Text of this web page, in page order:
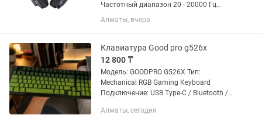
Частотный диапазон 20 - 20000 Гц
Сопротивление 32 Ом
Чувствительность 95 дБ Беспроводные
- закрытого типа Шумоподавление -...
Алматы, вчера
Клавиатура Good pro g526x
12 800 ₸
Модель: GOODPRO G526X Тип:
Mechanical RGB Gaming Keyboard
Подключение: USB Type-C / Bluetooth /
Алматы, сегодня